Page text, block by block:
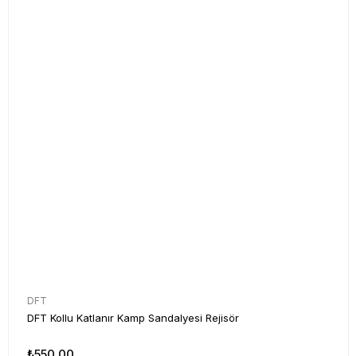
DFT
DFT Kollu Katlanır Kamp Sandalyesi Rejisör